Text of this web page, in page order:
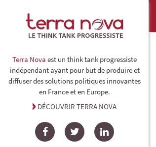
Terra Nova est un think tank progressiste
indépendant ayant pour but de produire et
diffuser des solutions politiques innovantes
en France et en Europe.
DÉCOUVRIR TERRA NOVA
FacebookTwitterLinkedIn